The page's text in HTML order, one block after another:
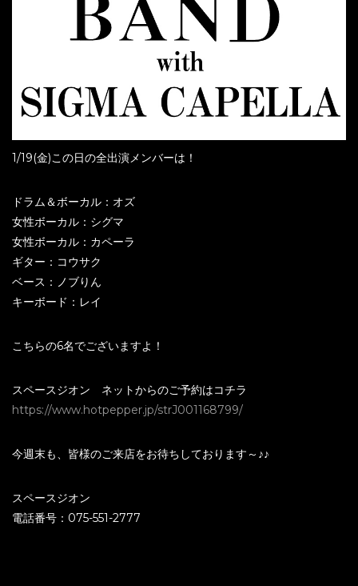
1/19(金)この日の全出演メンバーは！
ドラム＆ボーカル：オズ
女性ボーカル：シグマ
女性ボーカル：カペーラ
ギター：コウサク
ベース：ノブりん
キーボード：レイ
こちらの6名でございますよ！
スペースジオン ネットからのご予約はコチラ
https://www.hotpepper.jp/strJ001168799/
今週末も、皆様のご来店をお待ちしております～♪♪
スペースジオン
電話番号：075-551-2777